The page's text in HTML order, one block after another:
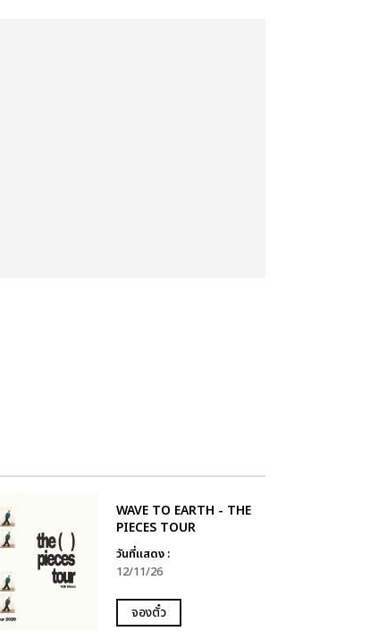
WAVE TO EARTH - THE
PIECES TOUR
วันที่แสดง :
12/11/26
จองตั๋ว